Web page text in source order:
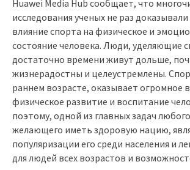
Huawei Media Hub сообщает, что
исследования ученых не раз
влияние спорта на физическое и
состояние человека. Люди, уделяющие
достаточно времени живут дольше,
жизнерадостны и целеустремлены.
раннем возрасте, оказывает огромное
физическое развитие и воспитание
поэтому, одной из главных задач
желающего иметь здоровую нацию,
популяризации его среди населения и
для людей всех возрастов и